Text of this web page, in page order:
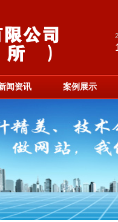
闻资讯 案例展示